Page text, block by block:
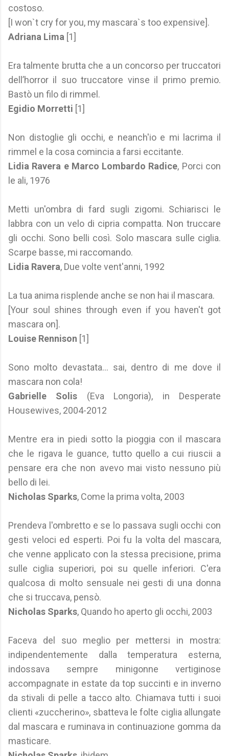
costoso.
[I won`t cry for you, my mascara`s too expensive].
Adriana Lima [1]
Era talmente brutta che a un concorso per truccatori
dell’horror il suo truccatore vinse il primo premio.
Bastò un filo di rimmel.
Egidio Morretti [1]
Non distoglie gli occhi, e neanch'io e mi lacrima il
rimmel e la cosa comincia a farsi eccitante.
Lidia Ravera e Marco Lombardo Radice, Porci con
le ali, 1976
Metti un'ombra di fard sugli zigomi. Schiarisci le
labbra con un velo di cipria compatta. Non truccare
gli occhi. Sono belli così. Solo mascara sulle ciglia.
Scarpe basse, mi raccomando.
Lidia Ravera, Due volte vent'anni, 1992
La tua anima risplende anche se non hai il mascara.
[Your soul shines through even if you haven't got
mascara on].
Louise Rennison [1]
Sono molto devastata... sai, dentro di me dove il
mascara non cola!
Gabrielle Solis (Eva Longoria), in Desperate
Housewives, 2004-2012
Mentre era in piedi sotto la pioggia con il mascara
che le rigava le guance, tutto quello a cui riuscii a
pensare era che non avevo mai visto nessuno più
bello di lei.
Nicholas Sparks, Come la prima volta, 2003
Prendeva l'ombretto e se lo passava sugli occhi con
gesti veloci ed esperti. Poi fu la volta del mascara,
che venne applicato con la stessa precisione, prima
sulle ciglia superiori, poi su quelle inferiori. C'era
qualcosa di molto sensuale nei gesti di una donna
che si truccava, pensò.
Nicholas Sparks, Quando ho aperto gli occhi, 2003
Faceva del suo meglio per mettersi in mostra:
indipendentemente dalla temperatura esterna,
indossava sempre minigonne vertiginose
accompagnate in estate da top succinti e in inverno
da stivali di pelle a tacco alto. Chiamava tutti i suoi
clienti «zuccherino», sbatteva le folte ciglia allungate
dal mascara e ruminava in continuazione gomma da
masticare.